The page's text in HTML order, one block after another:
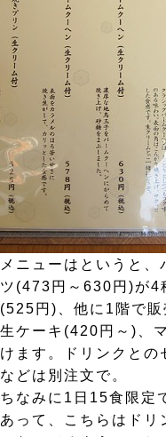
メニューはというと
ツ(473円～630円)が4
(525円)、他に1階で
生ケーキ(420円～)、
けます。ドリンクと
などは別注文で。
ちなみに1日15食限定
あって、こちらはドリ